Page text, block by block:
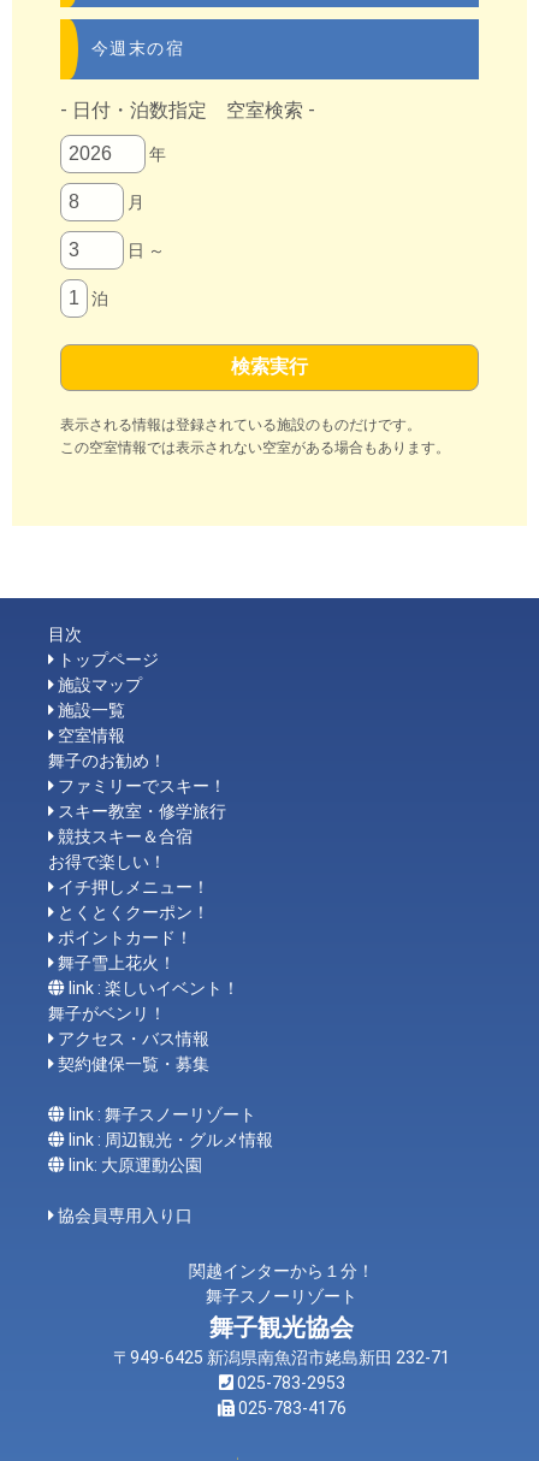
今週末の宿
- 日付・泊数指定 空室検索 -
年
月
日 ～
泊
表示される情報は登録されている施設のものだけです。
この空室情報では表示されない空室がある場合もあります。
目次
トップページ
施設マップ
施設一覧
空室情報
舞子のお勧め！
ファミリーでスキー！
スキー教室・修学旅行
競技スキー＆合宿
お得で楽しい！
イチ押しメニュー！
とくとくクーポン！
ポイントカード！
舞子雪上花火！
link : 楽しいイベント！
舞子がベンリ！
アクセス・バス情報
契約健保一覧・募集
link : 舞子スノーリゾート
link : 周辺観光・グルメ情報
link: 大原運動公園
協会員専用入り口
関越インターから１分！
舞子スノーリゾート
舞子観光協会
〒949-6425 新潟県南魚沼市姥島新田 232-71
025-783-2953
025-783-4176